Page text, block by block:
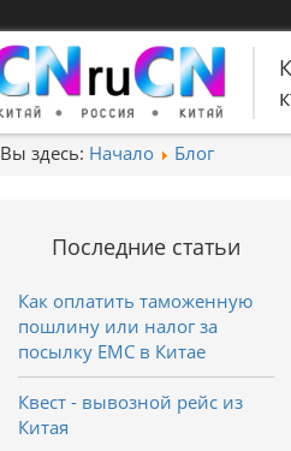
Вы здесь: Начало Блог
Последние статьи
Как оплатить таможенную
пошлину или налог за
посылку EMC в Китае
Квест - вывозной рейс из
Китая